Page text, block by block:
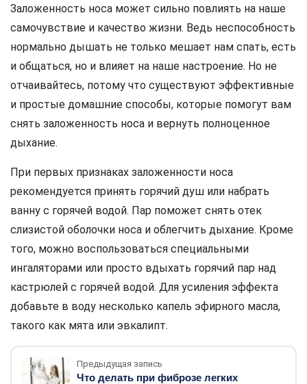
Заложенность носа может сильно повлиять на наше
самочувствие и качество жизни. Ведь неспособность
нормально дышать не только мешает нам спать, есть
и общаться, но и влияет на наше настроение. Но не
отчаивайтесь, потому что существуют эффективные
и простые домашние способы, которые помогут вам
снять заложенность носа и вернуть полноценное
дыхание.
При первых признаках заложенности носа
рекомендуется принять горячий душ или набрать
ванну с горячей водой. Пар поможет снять отек
слизистой оболочки носа и облегчить дыхание. Кроме
того, можно воспользоваться специальными
ингаляторами или просто вдыхать горячий пар над
кастрюлей с горячей водой. Для усиления эффекта
добавьте в воду несколько капель эфирного масла,
такого как мята или эвкалипт.
Предыдущая запись
Что делать при фиброзе легких